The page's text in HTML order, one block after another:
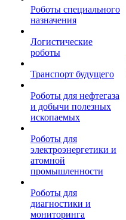
Роботы специального
назначения
Логистические
роботы
Транспорт будущего
Роботы для нефтегаза
и добычи полезных
ископаемых
Роботы для
электроэнергетики и
атомной
промышленности
Роботы для
диагностики и
мониторинга